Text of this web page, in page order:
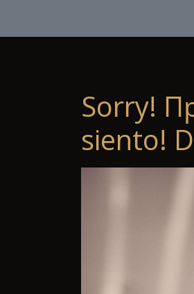
Sorry!
siento!